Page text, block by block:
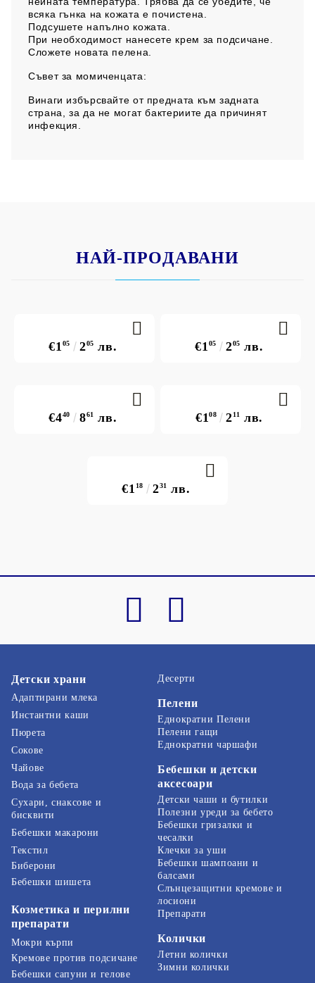
всяка гънка на кожата е почистена.
Подсушете напълно кожата.
При необходимост нанесете крем за подсичане.
Сложете новата пелена.
Съвет за момиченцата:
Винаги избърсвайте от предната към задната
страна, за да не могат бактериите да причинят
инфекция.
НАЙ-ПРОДАВАНИ
€105 205 лв. €105 205 лв.
€440 861 лв. €108 211 лв.
€1 18 231 лв.
Детски храни
Адаптирани млека
Инстантни каши
Пюрета
Сокове
Чайове
Вода за бебета
Сухари, снаксове и
бисквити
Бебешки макарони
Десерти
Пелени
Еднократни Пелени
Пелени гащи
Еднократни чаршафи
Бебешки и детски
аксесоари
Детски чаши и бутилки
Полезни уреди за бебето
Бебешки гризалки и
чесалки
Текстил
Биберони
Бебешки шишета
Козметика и перилни
препарати
Мокри кърпи
Кремове против подсичане
Бебешки сапуни и гелове
Клечки за уши
Бебешки шампоани и
балсами
Слънцезащитни кремове и
лосиони
Препарати
Колички
Летни колички
Зимни колички